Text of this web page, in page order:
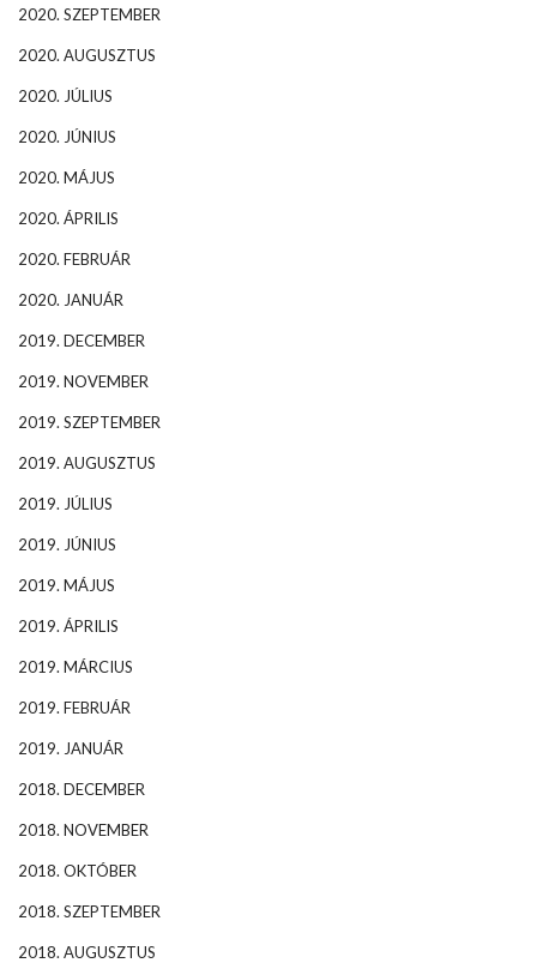
2020. SZEPTEMBER
2020. AUGUSZTUS
2020. JÚLIUS
2020. JÚNIUS
2020. MÁJUS
2020. ÁPRILIS
2020. FEBRUÁR
2020. JANUÁR
2019. DECEMBER
2019. NOVEMBER
2019. SZEPTEMBER
2019. AUGUSZTUS
2019. JÚLIUS
2019. JÚNIUS
2019. MÁJUS
2019. ÁPRILIS
2019. MÁRCIUS
2019. FEBRUÁR
2019. JANUÁR
2018. DECEMBER
2018. NOVEMBER
2018. OKTÓBER
2018. SZEPTEMBER
2018. AUGUSZTUS